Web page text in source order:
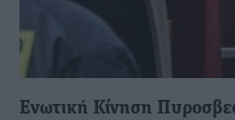
Ενωτική Κίνηση